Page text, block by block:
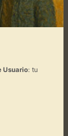
Usuario: tu